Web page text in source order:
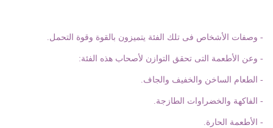
- وصفات الأشخاص فى تلك الفئة يتميزون بالقوة وقوة التحمل.
- وعن الأطعمة التى تحقق التوازن لأصحاب هذه الفئة:
- الطعام الساخن والخفيف والجاف.
- الفاكهة والخضراوات الطازجة.
- الأطعمة الحارة.